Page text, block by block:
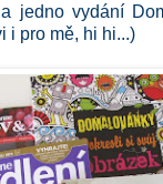
jedno vydání
i pro mě, hi hi...)